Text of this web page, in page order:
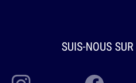
SUIS-NOUS SUR